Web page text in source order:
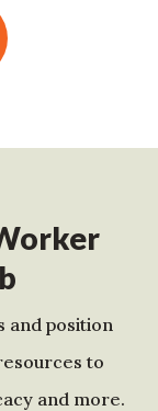
and position
to
and more.